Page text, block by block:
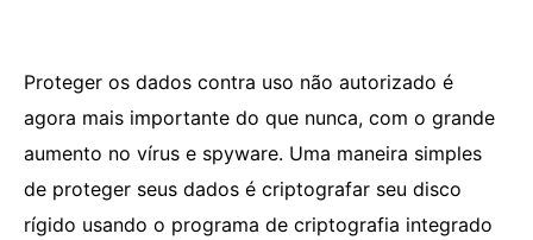
Proteger os dados contra uso não autorizado é
agora mais importante do que nunca, com o grande
aumento no vírus e spyware. Uma maneira simples
de proteger seus dados é criptografar seu disco
rígido usando o programa de criptografia integrado